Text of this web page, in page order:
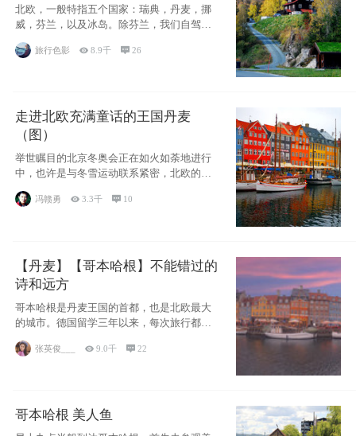
北欧，一般特指五个国家：瑞典，丹麦，挪
威，芬兰，以及冰岛。除芬兰，我们自驾游
旅行色影 8.9千 26
走进北欧充满童话的王国丹麦
（图）
举世瞩目的北京冬奥会正在如火如荼地进行
中，也许是与冬雪运动联系紧密，北欧的一
些国家因
冯赣勇 3.3千  10
【丹麦】【哥本哈根】不能错过的
诗和远方
哥本哈根是丹麦王国的首都，也是北欧最大
的城市。德国留学三年以来，每次旅行都是
张英俊___ 9.0千 22
哥本哈根 美人鱼